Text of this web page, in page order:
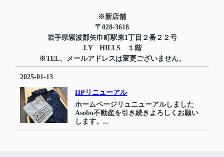
※新店舗
〒028-3618
岩手県紫波郡矢巾町駅東1丁目２番２２号
J.Y HILLS １階
※TEL、メールアドレスは変更ございません。
2025-01-13
HPリニューアル
ホームページリュニューアルしました
Asobo不動産を引き続きよろしくお願い
します。...